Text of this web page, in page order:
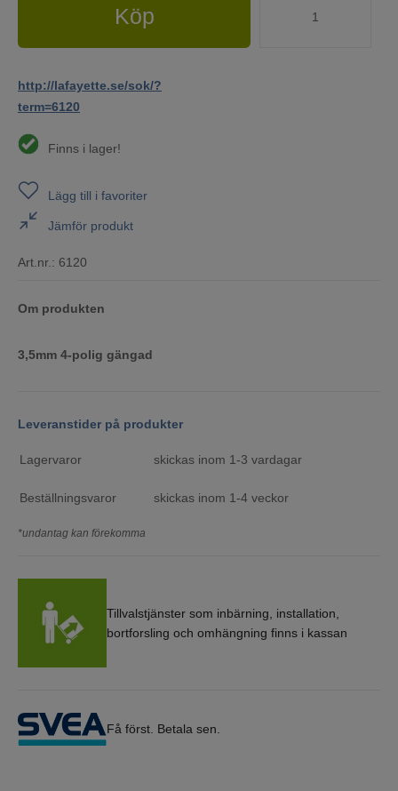
Köp
http://lafayette.se/sok/?
term=6120
Finns i lager!
Lägg till i favoriter
Jämför produkt
Art.nr.: 6120
Om produkten
3,5mm 4-polig gängad
Leveranstider på produkter
Lagervaror skickas inom 1-3 vardagar
Beställningsvaror skickas inom 1-4 veckor
*undantag kan förekomma
Tillvalstjänster som inbärning, installation,
bortforsling och omhängning finns i kassan
Få först. Betala sen.